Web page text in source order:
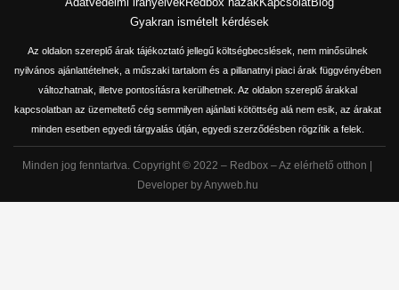
Gyakran ismételt kérdések
Az oldalon szereplő árak tájékoztató jellegű költségbecslések, nem minősülnek
nyilvános ajánlattételnek, a műszaki tartalom és a pillanatnyi piaci árak függvényében
változhatnak, illetve pontosításra kerülhetnek. Az oldalon szereplő árakkal
kapcsolatban az üzemeltető cég semmilyen ajánlati kötöttség alá nem esik, az árakat
minden esetben egyedi tárgyalás útján, egyedi szerződésben rögzítik a felek.
Minden jog fenntartva. Copyright © 2022 – Redbox – Az elérhető otthon |
Developer by Anyweb.hu